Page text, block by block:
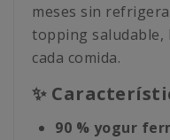
meses sin
topping
cada comida.
✨
90 % yogur